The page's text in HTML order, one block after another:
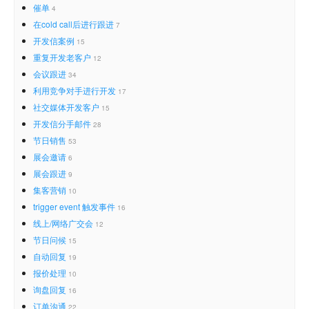
催单 4
在cold call后进行跟进 7
开发信案例 15
重复开发老客户 12
会议跟进 34
利用竞争对手进行开发 17
社交媒体开发客户 15
开发信分手邮件 28
节日销售 53
展会邀请 6
展会跟进 9
集客营销 10
trigger event 触发事件 16
线上/网络广交会 12
节日问候 15
自动回复 19
报价处理 10
询盘回复 16
订单沟通 22